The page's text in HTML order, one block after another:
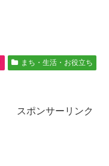
まち・生活・お役立ち
スポンサーリンク